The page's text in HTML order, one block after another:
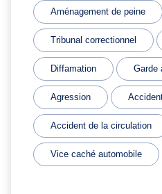
Aménagement de peine
Tribunal correctionnel
Diffamation Garde
Agression
Accident de la circulation
Vice caché automobile